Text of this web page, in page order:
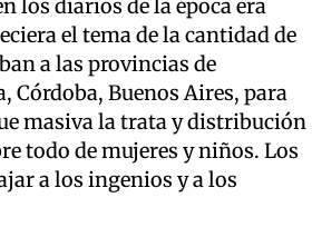
los diarios de la época era
el tema de la cantidad de
a las provincias de
Córdoba, Buenos Aires, para
masiva la trata y distribución
todo de mujeres y niños. Los
a los ingenios y a los